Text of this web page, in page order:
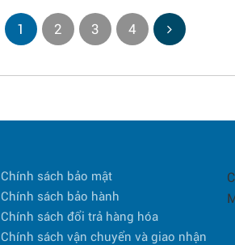
1 2 3 4
Chính sách bảo mật
Chính sách bảo hành
Chính sách đổi trả hàng hóa
Chính sách vận chuyển và giao nhận